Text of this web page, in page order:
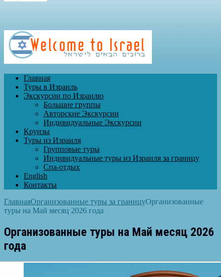
Главная
Туры в Израиль
Экскурсии по Израилю
Большие группы
Авторские Экскурсии
Индивидуальные Экскурсии
Круизы
Туры из Израиля
Групповые туры
Индивидуальные туры из Израиля за границу
Спа-отдых
English
Контакты
ГлавнаяОрганизованные туры за границуОрганизованные
туры на Май месяц 2026 года
Организованные туры на Май месяц 2026
года